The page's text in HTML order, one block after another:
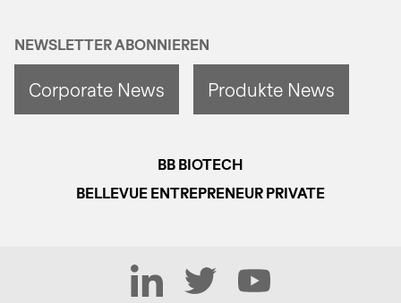
NEWSLETTER ABONNIEREN
Corporate News Produkte News
BB BIOTECH
BELLEVUE ENTREPRENEUR PRIVATE
LinkedIn Twitter YouTube